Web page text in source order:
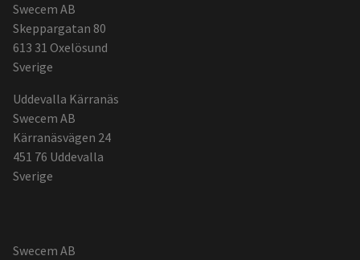
Swecem AB
Skeppargatan 80
613 31 Oxelösund
Sverige
Uddevalla Kärranäs
Swecem AB
Kärranäsvägen 24
451 76 Uddevalla
Sverige
Swecem AB